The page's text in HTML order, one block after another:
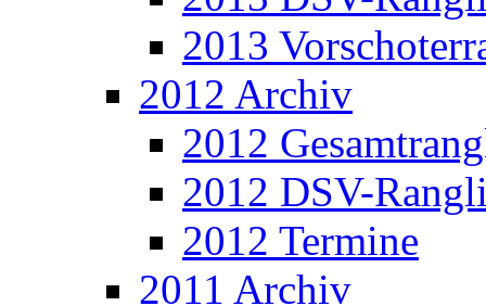
2013
2012 Archiv
2012
2012 DSV-
2012 Termine
2011 Archiv